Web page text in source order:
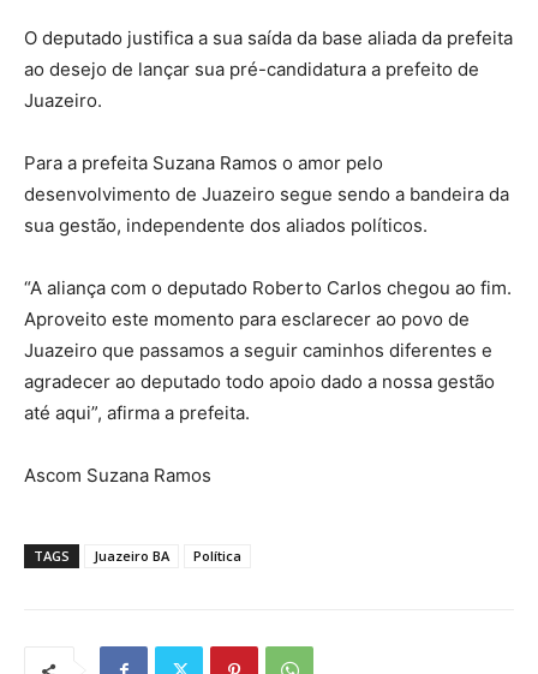
O deputado justifica a sua saída da base aliada da prefeita
ao desejo de lançar sua pré-candidatura a prefeito de
Juazeiro.
Para a prefeita Suzana Ramos o amor pelo
desenvolvimento de Juazeiro segue sendo a bandeira da
sua gestão, independente dos aliados políticos.
“A aliança com o deputado Roberto Carlos chegou ao fim.
Aproveito este momento para esclarecer ao povo de
Juazeiro que passamos a seguir caminhos diferentes e
agradecer ao deputado todo apoio dado a nossa gestão
até aqui”, afirma a prefeita.
Ascom Suzana Ramos
TAGS Juazeiro BA Política